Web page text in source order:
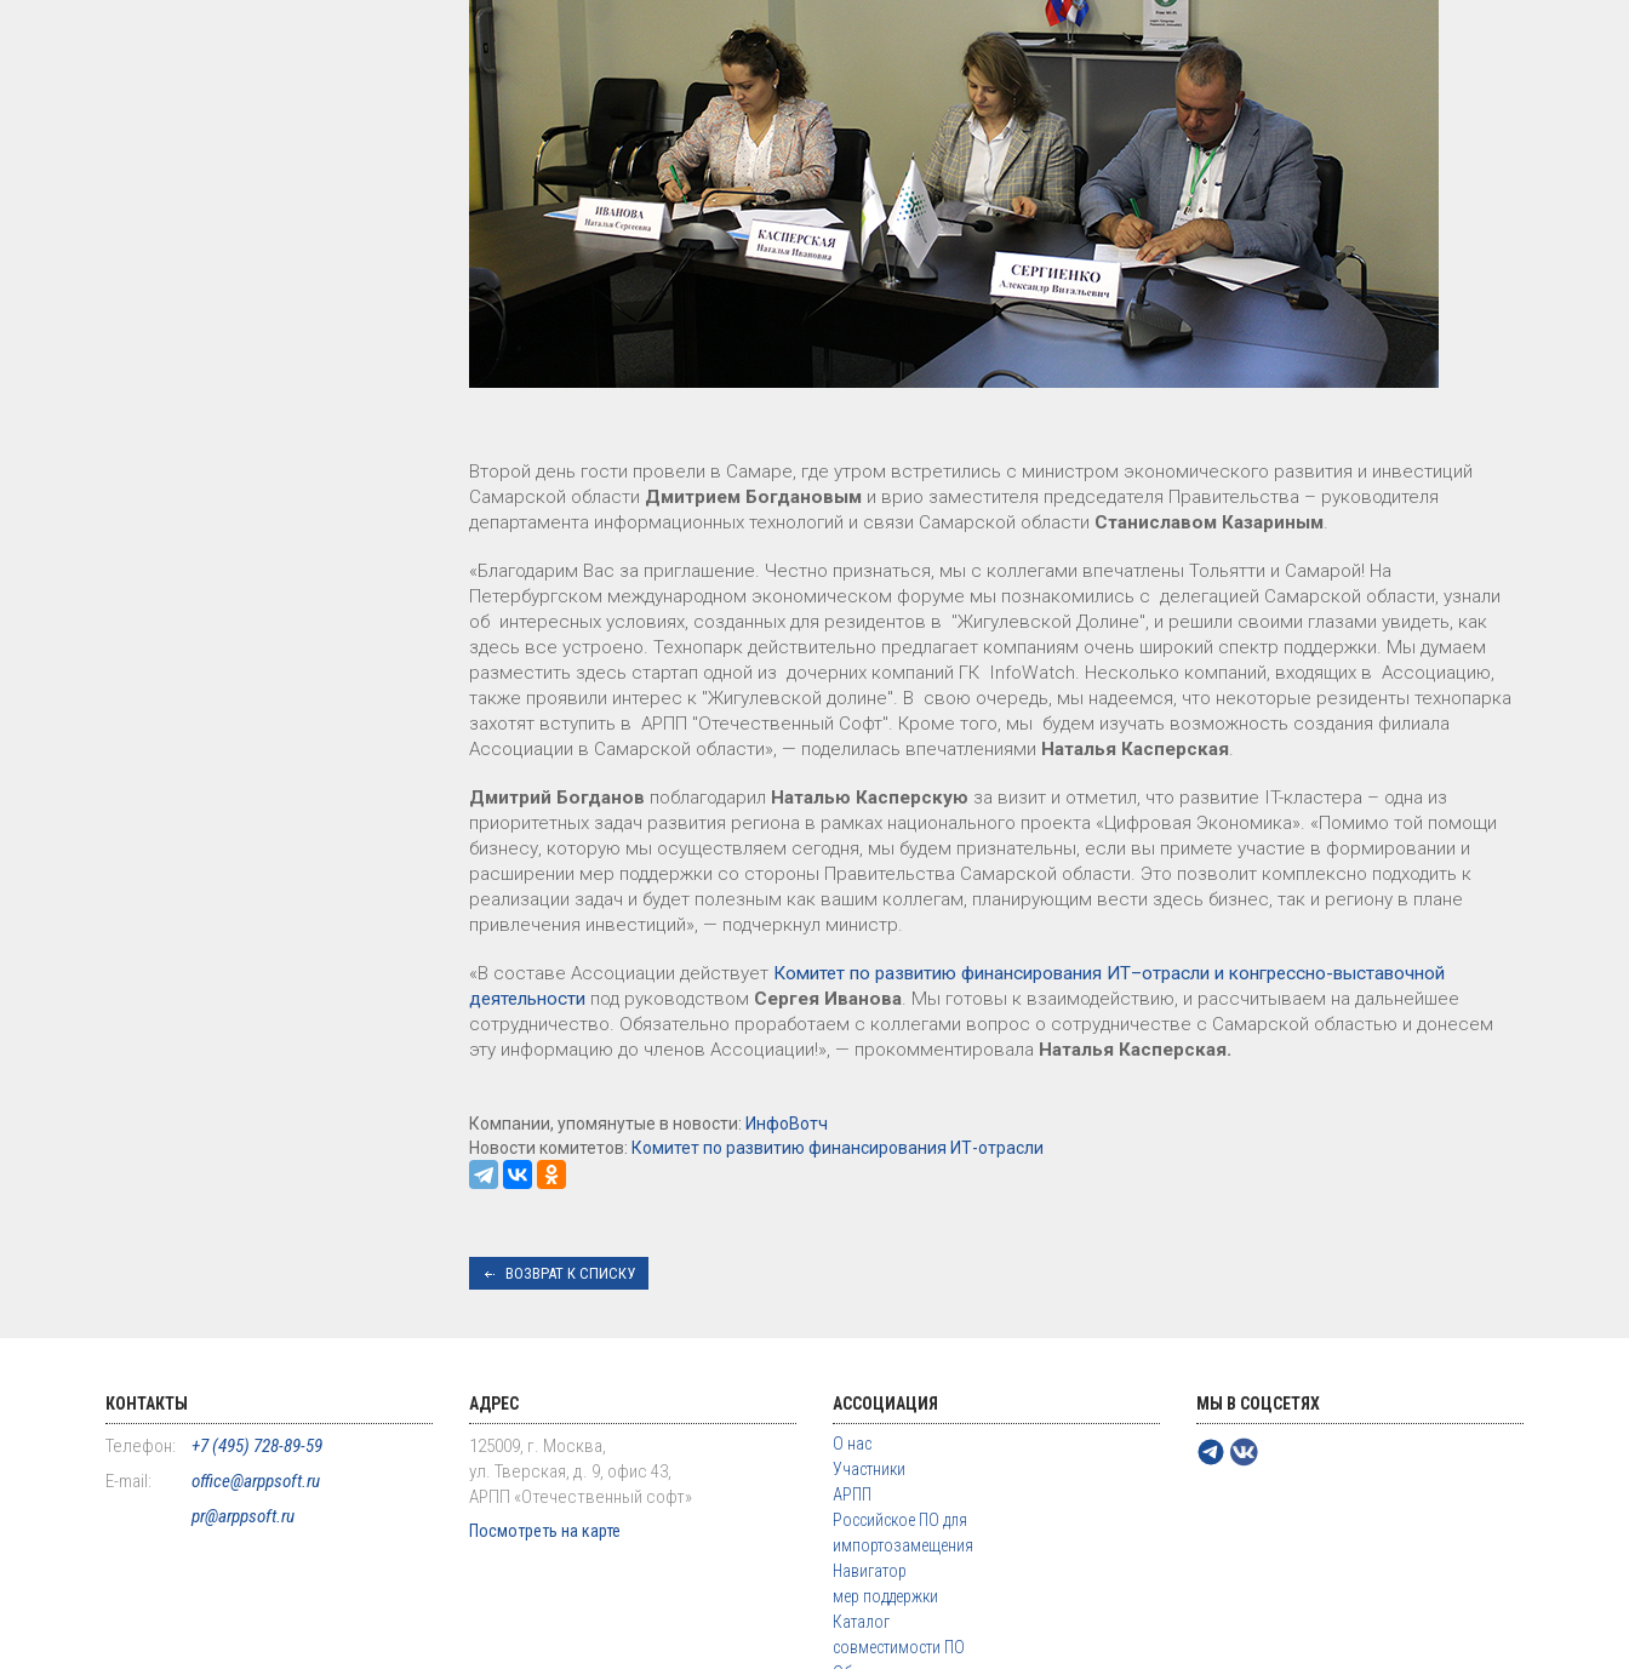
Второй день гости провели в Самаре, где утром встретились с министром экономического развития и инвестиций
Самарской области Дмитрием Богдановым и врио заместителя председателя Правительства – руководителя
департамента информационных технологий и связи Самарской области Станиславом Казариным.
«Благодарим Вас за приглашение. Честно признаться, мы с коллегами впечатлены Тольятти и Самарой! На
Петербургском международном экономическом форуме мы познакомились с делегацией Самарской области, узнали
об интересных условиях, созданных для резидентов в "Жигулевской Долине", и решили своими глазами увидеть, как
здесь все устроено. Технопарк действительно предлагает компаниям очень широкий спектр поддержки. Мы думаем
разместить здесь стартап одной из дочерних компаний ГК InfoWatch. Несколько компаний, входящих в Ассоциацию,
также проявили интерес к "Жигулевской долине". В свою очередь, мы надеемся, что некоторые резиденты технопарка
захотят вступить в АРПП "Отечественный Софт". Кроме того, мы будем изучать возможность создания филиала
Ассоциации в Самарской области», — поделилась впечатлениями Наталья Касперская.
Дмитрий Богданов поблагодарил Наталью Касперскую за визит и отметил, что развитие IT-кластера – одна из
приоритетных задач развития региона в рамках национального проекта «Цифровая Экономика». «Помимо той помощи
бизнесу, которую мы осуществляем сегодня, мы будем признательны, если вы примете участие в формировании и
расширении мер поддержки со стороны Правительства Самарской области. Это позволит комплексно подходить к
реализации задач и будет полезным как вашим коллегам, планирующим вести здесь бизнес, так и региону в плане
привлечения инвестиций», — подчеркнул министр.
«В составе Ассоциации действует Комитет по развитию финансирования ИТ–отрасли и конгрессно-выставочной
деятельности под руководством Сергея Иванова. Мы готовы к взаимодействию, и рассчитываем на дальнейшее
сотрудничество. Обязательно проработаем с коллегами вопрос о сотрудничестве с Самарской областью и донесем
эту информацию до членов Ассоциации!», — прокомментировала Наталья Касперская.
Компании, упомянутые в новости: ИнфоВотч
Новости комитетов: Комитет по развитию финансирования ИТ-отрасли
ВОЗВРАТ К СПИСКУ
КОНТАКТЫ
Телефон:
+7 (495) 728-89-59
E-mail:
office@arppsoft.ru
pr@arppsoft.ru
АДРЕС
125009, г. Москва,
ул. Тверская, д. 9, офис 43,
АРПП «Отечественный софт»
Посмотреть на карте
АССОЦИАЦИЯ
О нас
Участники
АРПП
Российское ПО для
импортозамещения
Навигатор
мер поддержки
Каталог
совместимости ПО
МЫ В СОЦСЕТЯХ